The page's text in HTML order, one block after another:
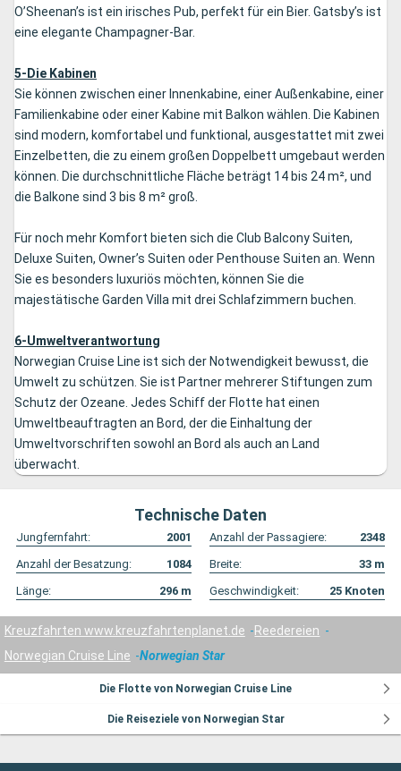
O’Sheenan’s ist ein irisches Pub, perfekt für ein Bier. Gatsby’s ist
eine elegante Champagner-Bar.
5-Die Kabinen
Sie können zwischen einer Innenkabine, einer Außenkabine, einer
Familienkabine oder einer Kabine mit Balkon wählen. Die Kabinen
sind modern, komfortabel und funktional, ausgestattet mit zwei
Einzelbetten, die zu einem großen Doppelbett umgebaut werden
können. Die durchschnittliche Fläche beträgt 14 bis 24 m², und
die Balkone sind 3 bis 8 m² groß.
Für noch mehr Komfort bieten sich die Club Balcony Suiten,
Deluxe Suiten, Owner’s Suiten oder Penthouse Suiten an. Wenn
Sie es besonders luxuriös möchten, können Sie die
majestätische Garden Villa mit drei Schlafzimmern buchen.
6-Umweltverantwortung
Norwegian Cruise Line ist sich der Notwendigkeit bewusst, die
Umwelt zu schützen. Sie ist Partner mehrerer Stiftungen zum
Schutz der Ozeane. Jedes Schiff der Flotte hat einen
Umweltbeauftragten an Bord, der die Einhaltung der
Umweltvorschriften sowohl an Bord als auch an Land
überwacht.
Technische Daten
Jungfernfahrt: 2001 Anzahl der Passagiere:
2348
Anzahl der Besatzung:
1084 Breite: 33 m
Länge:
296 m Geschwindigkeit: 25 Knoten
Kreuzfahrten www.kreuzfahrtenplanet.de
Reedereien
Norwegian Cruise Line
Norwegian Star
Die Flotte von Norwegian Cruise Line
Die Reiseziele von Norwegian Star